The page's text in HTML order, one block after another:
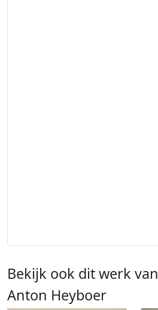
Bekijk ook dit werk van
Anton Heyboer